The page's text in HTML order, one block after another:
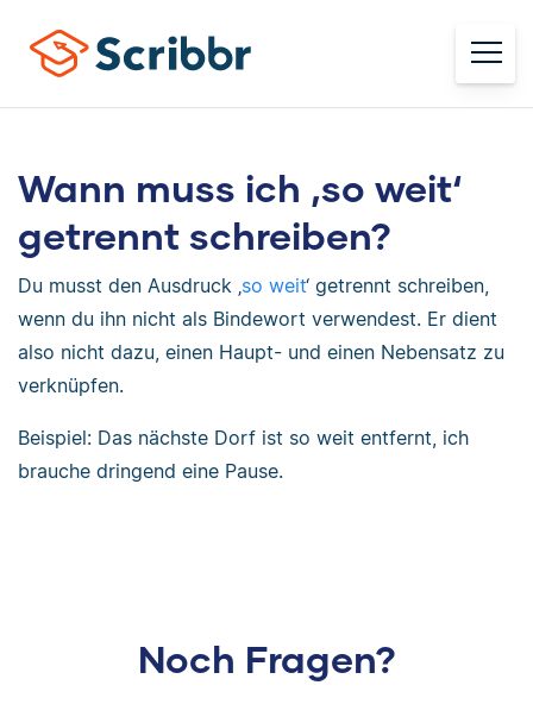
Wann muss ich ‚so weit‘
getrennt schreiben?
Du musst den Ausdruck ‚so weit‘ getrennt schreiben,
wenn du ihn nicht als Bindewort verwendest. Er dient
also nicht dazu, einen Haupt- und einen Nebensatz zu
verknüpfen.
Beispiel: Das nächste Dorf ist so weit entfernt, ich
brauche dringend eine Pause.
Noch Fragen?